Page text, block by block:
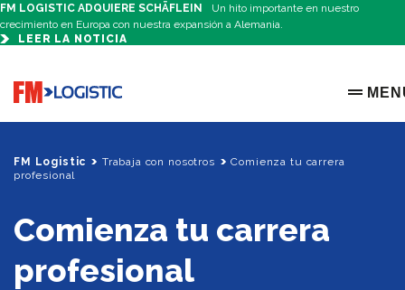
FM LOGISTIC ADQUIERE SCHÄFLEIN
Un hito importante en nuestro
crecimiento en Europa con nuestra expansión a Alemania.
LEER LA NOTICIA
Go to home page
OPEN
FM Logistic Trabaja con nosotros
Comienza tu carrera
profesional
Comienza tu carrera
profesional